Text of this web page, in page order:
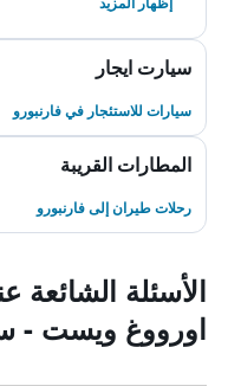
سيارت ايجار
سيارات للاستئجار في فارنبورو
المطارات القريبة
رحلات طيران إلى فارنبورو
الأسئلة الشائعة
اورووغ ويست -